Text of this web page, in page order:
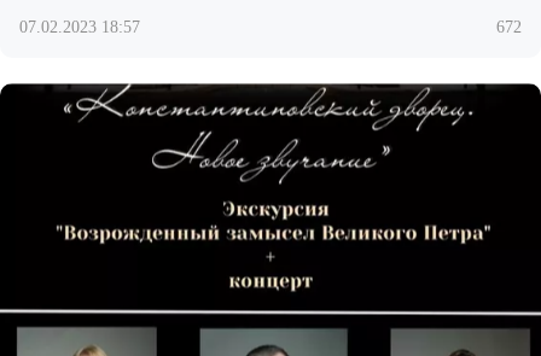
07.02.2023 18:57 672